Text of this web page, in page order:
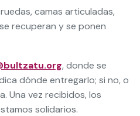
camas articuladas,
recuperan y se ponen
, donde se
dónde entregarlo; si no, o
Una vez recibidos, los
solidarios.